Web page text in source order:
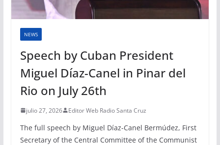
NEWS
Speech by Cuban President
Miguel Díaz-Canel in Pinar del
Rio on July 26th
julio 27, 2026 Editor Web Radio Santa Cruz
The full speech by Miguel Díaz-Canel Bermúdez, First
Secretary of the Central Committee of the Communist